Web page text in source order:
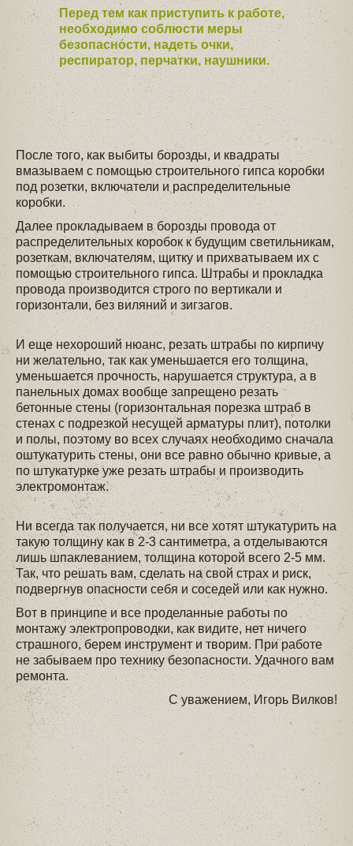
Перед тем как приступить к работе,
необходимо соблюсти меры
безопасности, надеть очки,
респиратор, перчатки, наушники.
После того, как выбиты борозды, и квадраты
вмазываем с помощью строительного гипса коробки
под розетки, включатели и распределительные
коробки.
Далее прокладываем в борозды провода от
распределительных коробок к будущим светильникам,
розеткам, включателям, щитку и прихватываем их с
помощью строительного гипса. Штрабы и прокладка
провода производится строго по вертикали и
горизонтали, без виляний и зигзагов.
И еще нехороший нюанс, резать штрабы по кирпичу
ни желательно, так как уменьшается его толщина,
уменьшается прочность, нарушается структура, а в
панельных домах вообще запрещено резать
бетонные стены (горизонтальная порезка штраб в
стенах с подрезкой несущей арматуры плит), потолки
и полы, поэтому во всех случаях необходимо сначала
оштукатурить стены, они все равно обычно кривые, а
по штукатурке уже резать штрабы и производить
электромонтаж.
Ни всегда так получается, ни все хотят штукатурить на
такую толщину как в 2-3 сантиметра, а отделываются
лишь шпаклеванием, толщина которой всего 2-5 мм.
Так, что решать вам, сделать на свой страх и риск,
подвергнув опасности себя и соседей или как нужно.
Вот в принципе и все проделанные работы по
монтажу электропроводки, как видите, нет ничего
страшного, берем инструмент и творим. При работе
не забываем про технику безопасности. Удачного вам
ремонта.
С уважением, Игорь Вилков!